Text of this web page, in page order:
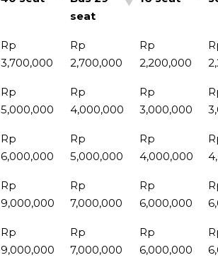
seat
Rp
3,700,000
Rp
2,700,000
Rp
2,200,000
Rp
5,000,000
Rp
4,000,000
Rp
3,000,000
Rp
6,000,000
Rp
5,000,000
Rp
4,000,000
Rp
9,000,000
Rp
7,000,000
Rp
6,000,000
Rp
9,000,000
Rp
7,000,000
Rp
6,000,000